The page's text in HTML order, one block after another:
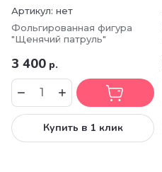
Артикул: нет
Фольгированная фигура
"Щенячий патруль"
3 400 р.
Купить в 1 клик